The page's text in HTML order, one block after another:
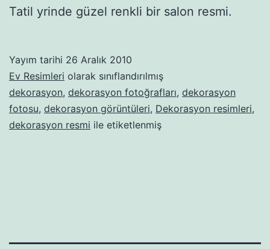
Tatil yrinde güzel renkli bir salon resmi.
Yayım tarihi 26 Aralık 2010
Ev Resimleri olarak sınıflandırılmış
dekorasyon, dekorasyon fotoğrafları, dekorasyon
fotosu, dekorasyon görüntüleri, Dekorasyon resimleri,
dekorasyon resmi ile etiketlenmiş